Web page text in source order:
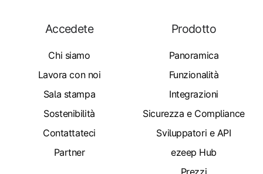
Accedete
Chi siamo
Lavora con noi
Sala stampa
Sostenibilità
Contattateci
Partner
Prodotto
Panoramica
Funzionalità
Integrazioni
Sicurezza e Compliance
Sviluppatori e API
ezeep Hub
Prezzi